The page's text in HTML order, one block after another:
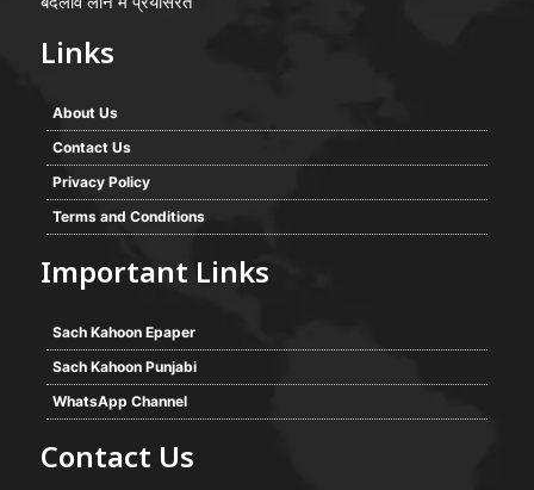
Links
About Us
Contact Us
Privacy Policy
Terms and Conditions
Important Links
Sach Kahoon Epaper
Sach Kahoon Punjabi
WhatsApp Channel
Contact Us